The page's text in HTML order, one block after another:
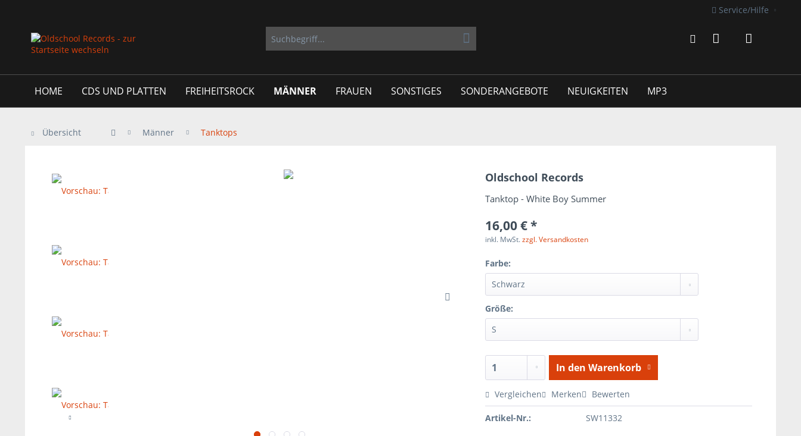
Service/Hilfe
HOME CDS UND PLATTEN FREIHEITSROCK MÄNNER FRAUEN SONSTIGES SONDERANGEBOTE NEUIGKEITEN MP3
Übersicht Männer Tanktops
Oldschool Records
Tanktop - White Boy Summer
16,00 € *
inkl. MwSt.zzgl. Versandkosten
Farbe:
Größe:
In den Warenkorb
Vergleichen Merken Bewerten
Artikel-Nr.: SW11332